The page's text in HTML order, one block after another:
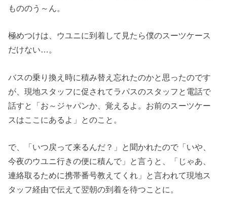
もののう～ん。
極めつけは、ウユニに到着して見たら僕のスーツケース
だけない…。
バスの乗り換え時に積み替え忘れたのかと思ったのです
が、現地スタッフに促されてラパスのスタッフと電話で
話すと「お～ジャパンか、覚えるよ。お前のスーツケー
スはここにあるよ」とのこと。
で、「いつ戻って来るんだ？」と聞かれたので「いや、
今夜のウユニ行きの便に積んで」と言うと、「じゃあ、
連絡取るために携帯番号教えてくれ」と言われて現地ス
タッフ経由で伝えて翌朝の到着を待つことに。